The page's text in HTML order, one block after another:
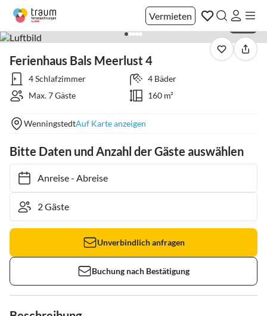
Vermieten
Ferienhaus Bals Meerlust 4
4 Schlafzimmer
4 Bäder
Max. 7 Gäste
160 m²
WenningstedtAuf Karte anzeigen
Bitte Daten und Anzahl der Gäste auswählen
Anreise- Abreise
Unverbindlich anfragen
Buchung nach Bestätigung